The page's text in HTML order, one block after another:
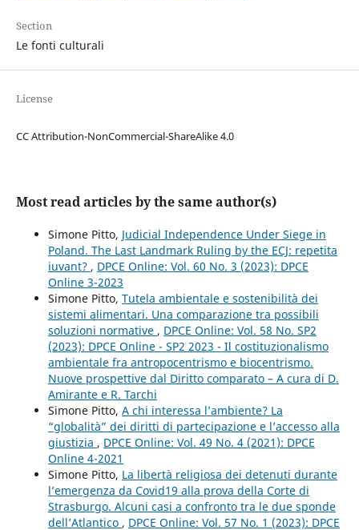
Section
Le fonti culturali
License
CC Attribution-NonCommercial-ShareAlike 4.0
Most read articles by the same author(s)
Simone Pitto, Judicial Independence Under Siege in
Poland. The Last Landmark Ruling by the ECJ: repetita
iuvant? , DPCE Online: Vol. 60 No. 3 (2023): DPCE
Online 3-2023
Simone Pitto, Tutela ambientale e sostenibilità dei
sistemi alimentari. Una comparazione tra possibili
soluzioni normative , DPCE Online: Vol. 58 No. SP2
(2023): DPCE Online - SP2 2023 - Il costituzionalismo
ambientale fra antropocentrismo e biocentrismo.
Nuove prospettive dal Diritto comparato – A cura di D.
Amirante e R. Tarchi
Simone Pitto, A chi interessa l’ambiente? La
“globalità” dei diritti di partecipazione e l’accesso alla
giustizia , DPCE Online: Vol. 49 No. 4 (2021): DPCE
Online 4-2021
Simone Pitto, La libertà religiosa dei detenuti durante
l’emergenza da Covid19 alla prova della Corte di
Strasburgo. Alcuni casi a confronto tra le due sponde
dell’Atlantico , DPCE Online: Vol. 57 No. 1 (2023): DPCE